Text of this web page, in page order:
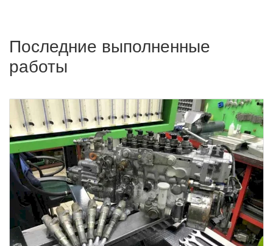
Последние выполненные
работы